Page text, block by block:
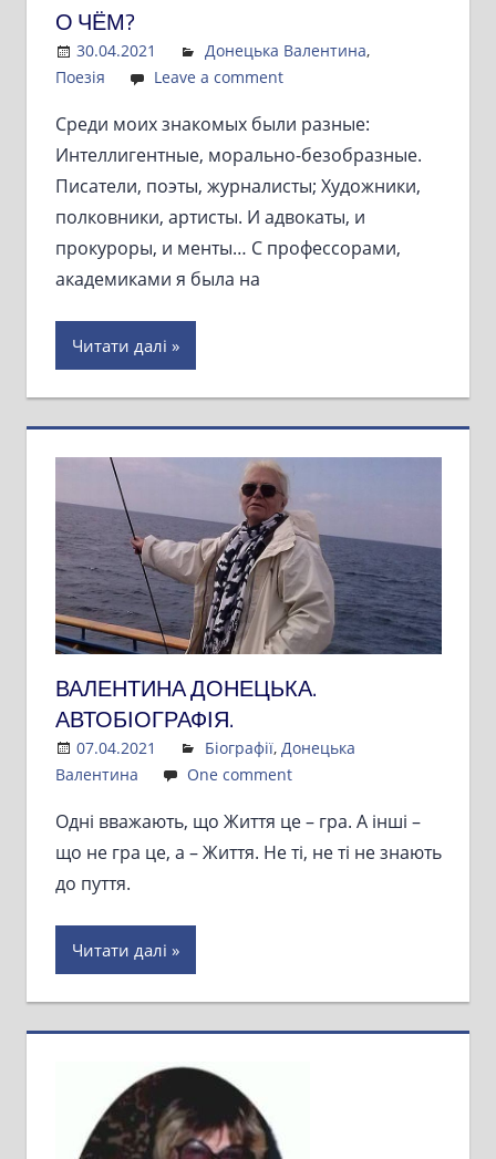
О ЧЁМ?
30.04.2021 Admin
Донецька Валентина,
Поезія
Leave a comment
Среди моих знакомых были разные:
Интеллигентные, морально-безобразные.
Писатели, поэты, журналисты; Художники,
полковники, артисты. И адвокаты, и
прокуроры, и менты… С профессорами,
академиками я была на
Читати далі
ВАЛЕНТИНА ДОНЕЦЬКА.
АВТОБІОГРАФІЯ.
07.04.2021 Admin
Біографії, Донецька
Валентина
One comment
Одні вважають, що Життя це – гра. А інші –
що не гра це, а – Життя. Не ті, не ті не знають
до пуття.
Читати далі